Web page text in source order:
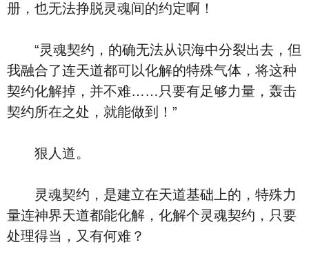
册，也无法挣脱灵魂间的约定啊！
“灵魂契约，的确无法从识海中分裂出去，但
我融合了连天道都可以化解的特殊气体，将这种
契约化解掉，并不难……只要有足够力量，轰击
契约所在之处，就能做到！”
狠人道。
灵魂契约，是建立在天道基础上的，特殊力
量连神界天道都能化解，化解个灵魂契约，只要
处理得当，又有何难？